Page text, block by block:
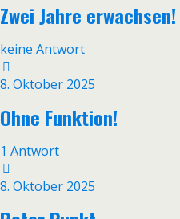
Zwei Jahre erwachsen!
keine Antwort
8. Oktober 2025
Ohne Funktion!
1 Antwort
8. Oktober 2025